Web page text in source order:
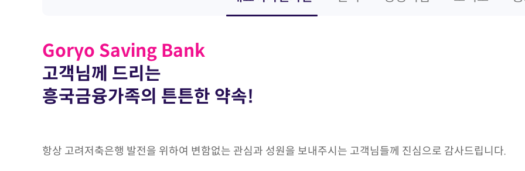
Goryo Saving Bank
고객님께 드리는
흥국금융가족의 튼튼한 약속!
항상 고려저축은행 발전을 위하여 변함없는 관심과 성원을 보내주시는 고객님들께 진심으로 감사드립니다.